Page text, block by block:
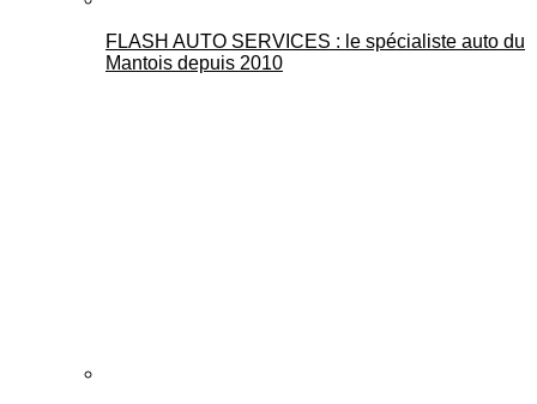
FLASH AUTO SERVICES : le spécialiste auto du
Mantois depuis 2010